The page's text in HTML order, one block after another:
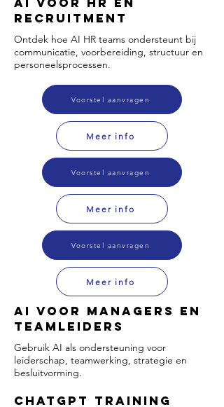
Recruitment
Ontdek hoe AI HR teams ondersteunt bij
communicatie, voorbereiding, structuur en
personeelsprocessen.
Voorstel aanvragen
Meer info
Voorstel aanvragen
Meer info
Voorstel aanvragen
Meer info
AI voor Managers en
Teamleiders
Gebruik AI als ondersteuning voor
leiderschap, teamwerking, strategie en
besluitvorming.
ChatGPT Training